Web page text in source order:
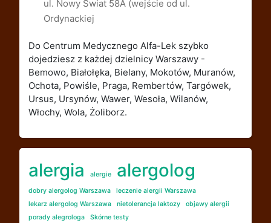
ul. Nowy Świat 58A (wejście od ul.
Ordynackiej
Do Centrum Medycznego Alfa-Lek szybko
dojedziesz z każdej dzielnicy Warszawy -
Bemowo, Białołęka, Bielany, Mokotów, Muranów,
Ochota, Powiśle, Praga, Rembertów, Targówek,
Ursus, Ursynów, Wawer, Wesoła, Wilanów,
Włochy, Wola, Żoliborz.
alergia alergie alergolog
dobry alergolog Warszawa
leczenie alergii Warszawa
lekarz alergolog Warszawa
nietolerancja laktozy
objawy alergii
porady alegrologa
Skórne testy